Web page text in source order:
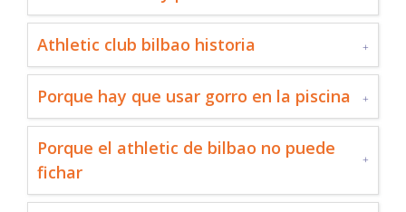
Athletic club bilbao historia
Porque hay que usar gorro en la piscina
Porque el athletic de bilbao no puede
fichar